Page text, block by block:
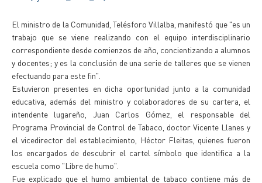
El ministro de la Comunidad, Telésforo Villalba, manifestó que "es un
trabajo que se viene realizando con el equipo interdisciplinario
correspondiente desde comienzos de año, concientizando a alumnos
y docentes; y es la conclusión de una serie de talleres que se vienen
efectuando para este fin".
Estuvieron presentes en dicha oportunidad junto a la comunidad
educativa, además del ministro y colaboradores de su cartera, el
intendente lugareño, Juan Carlos Gómez, el responsable del
Programa Provincial de Control de Tabaco, doctor Vicente Llanes y
el vicedirector del establecimiento, Héctor Fleitas, quienes fueron
los encargados de descubrir el cartel símbolo que identifica a la
escuela como "Libre de humo".
Fue explicado que el humo ambiental de tabaco contiene más de